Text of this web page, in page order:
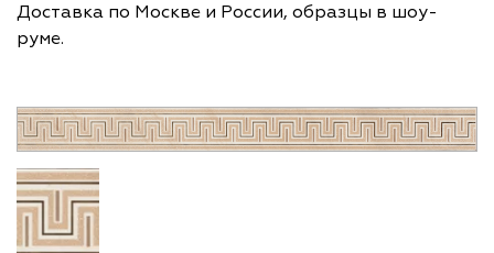
Доставка по Москве и России, образцы в шоу-
руме.